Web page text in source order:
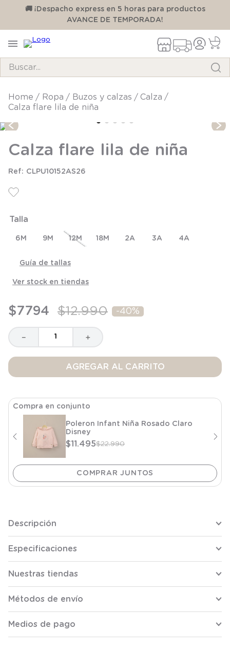
🚚 ¡Despacho express en 5 horas para productos
AVANCE DE TEMPORADA!
ropa buzos y calzas
calza
Calza flare lila de niña
Calza flare lila de niña
CLPU10152AS26
Talla
6M 9M 12M 18M 2A 3A 4A
Guía de tallas
Ver stock en tiendas
$7794 $12.990 -40%
＋
－
AGREGAR AL CARRITO
Compra en conjunto
Poleron Infant Niña Rosado Claro
Disney
$11.495$22.990
Descripción
Especificaciones
Nuestras tiendas
Métodos de envío
Medios de pago
TÉRMINOS MÁS BUSCADOS
3.
zapatillas
4.
body
7.
8.
saco
saco dormir